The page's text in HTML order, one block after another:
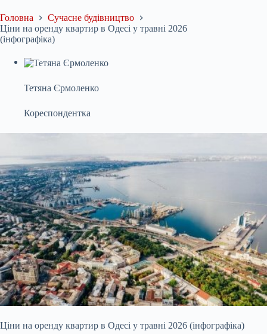
Головна
Сучасне будівництво
Ціни на оренду квартир в Одесі у травні 2026
(інфографіка)
Тетяна Єрмоленко
Кореспондентка
Ціни на оренду квартир в Одесі у травні 2026 (інфографіка)